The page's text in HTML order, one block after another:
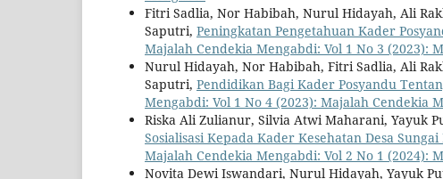
Fitri Sadlia, Nor Habibah, Nurul Hidayah, Ali
Saputri, Peningkatan Pengetahuan Kader
Majalah Cendekia Mengabdi: Vol 1 No 3 (2023):
Nurul Hidayah, Nor Habibah, Fitri Sadlia, Ali
Saputri, Pendidikan Bagi Kader Posyandu
Mengabdi: Vol 1 No 4 (2023): Majalah Cendekia
Riska Ali Zulianur, Silvia Atwi Maharani, Yayuk
Sosialisasi Kepada Kader Kesehatan Desa
Majalah Cendekia Mengabdi: Vol 2 No 1 (2024):
Novita Dewi Iswandari, Nurul Hidayah, Yayuk